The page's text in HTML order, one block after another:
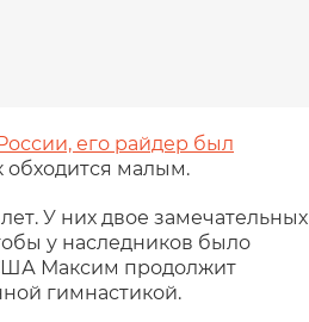
его райдер был
обходится малым.
У них двое замечательных
у наследников было
Максим продолжит
гимнастикой.